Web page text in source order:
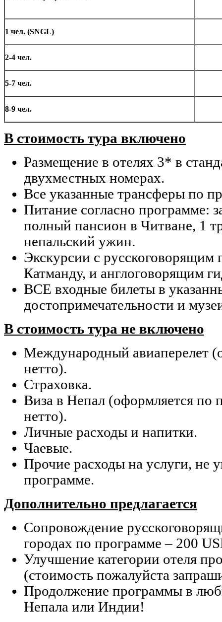
1 чел. (SNGL)
2-4 чел.
5-7 чел.
8-9 чел.
В стоимость тура включено
Размещение в отелях 3* в
двухместных номерах.
Все указанные трансферы по
Питание согласно программе:
полный пансион в Читване, 1
непальский ужин.
Экскурсии с русскоговорящим
Катманду, и англоговорящим
ВСЕ входные билеты в
достопримечательности и
В стоимость тура не включено
Международный авиаперелет
нетто).
Страховка.
Виза в Непал (оформляется по
нетто).
Личные расходы и напитки.
Чаевые.
Прочие расходы на услуги, не
программе.
Дополнительно предлагается
Сопровождение
городах по программе – 200
Улучшение категории отеля
(стоимость пожалуйста
Продолжение программы в
Непала или Индии!